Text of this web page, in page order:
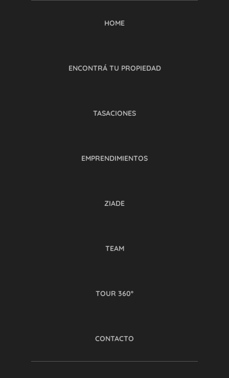
HOME
ENCONTRÁ TU PROPIEDAD
TASACIONES
EMPRENDIMIENTOS
ZIADE
TEAM
TOUR 360º
CONTACTO